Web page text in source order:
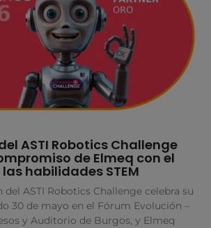
ASTI Robotics Challenge
de Elmeq con el
habilidades STEM
del ASTI Robotics Challenge celebra su
30 de mayo en el Fórum Evolución –
y Auditorio de Burgos, y Elmeq